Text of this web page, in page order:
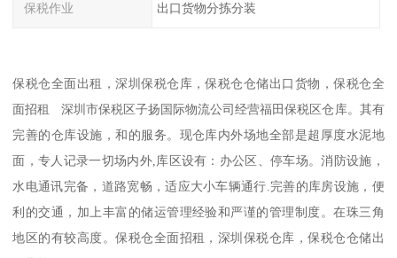
保税作业 出口货物分拣分装
保税仓全面出租，深圳保税仓库，保税仓仓储出口货物，保税仓全
面招租 深圳市保税区子扬国际物流公司经营福田保税区仓库。其有
完善的仓库设施，和的服务。现仓库内外场地全部是超厚度水泥地
面，专人记录一切场内外,库区设有：办公区、停车场。消防设施，
水电通讯完备，道路宽畅，适应大小车辆通行.完善的库房设施，便
利的交通，加上丰富的储运管理经验和严谨的管理制度。在珠三角
地区的有较高度。保税仓全面招租，深圳保税仓库，保税仓仓储出